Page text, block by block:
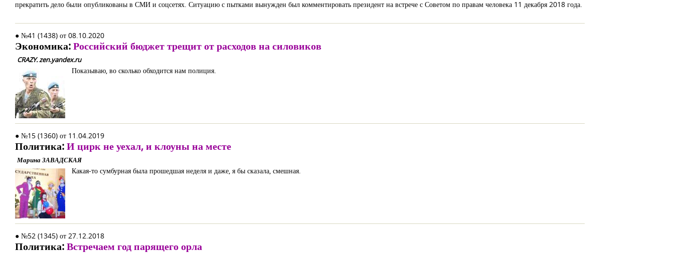
прекратить дело были опубликованы в СМИ и соцсетях. Ситуацию с пытками вынужден был комментировать президент на встрече с Советом по правам человека 11 декабря 2018 года.
● №41 (1438) от 08.10.2020
Экономика:Российский бюджет трещит от расходов на силовиков
CRAZY. zen.yandex.ru
Показываю, во сколько обходится нам полиция.
● №15 (1360) от 11.04.2019
Политика:И цирк не уехал, и клоуны на месте
Марина ЗАВАДСКАЯ
Какая-то сумбурная была прошедшая неделя и даже, я бы сказала, смешная.
● №52 (1345) от 27.12.2018
Политика:Встречаем год парящего орла